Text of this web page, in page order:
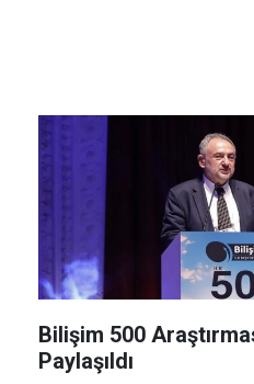
Bilişim 500
Paylaşıldı